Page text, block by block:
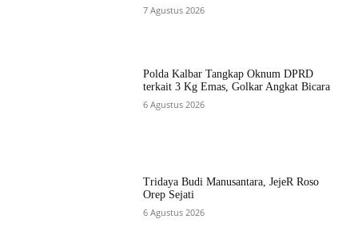
7 Agustus 2026
Polda Kalbar Tangkap Oknum DPRD
terkait 3 Kg Emas, Golkar Angkat Bicara
6 Agustus 2026
Tridaya Budi Manusantara, JejeR Roso
Orep Sejati
6 Agustus 2026